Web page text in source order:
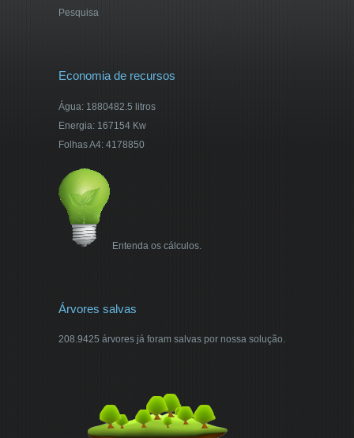
Pesquisa
Economia de recursos
Água: 1880482.5 litros
Energia: 167154 Kw
Folhas A4: 4178850
Entenda os cálculos.
Árvores salvas
208.9425 árvores já foram salvas por nossa solução.